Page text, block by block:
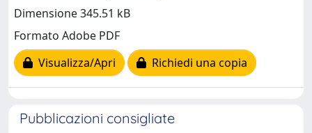
Dimensione 345.51 kB
Formato Adobe PDF
Visualizza/Apri
Richiedi una copia
Pubblicazioni consigliate